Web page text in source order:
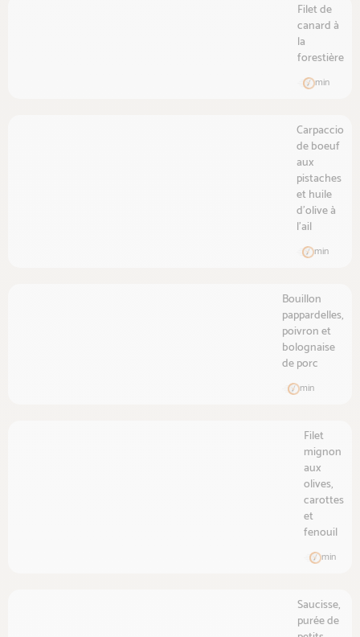
Filet de
canard à
la
forestière
min
Carpaccio
de boeuf
aux
pistaches
et huile
d'olive à
l'ail
min
Bouillon
pappardelles,
poivron et
bolognaise
de porc
min
Filet
mignon
aux
olives,
carottes
et
fenouil
min
Saucisse,
purée de